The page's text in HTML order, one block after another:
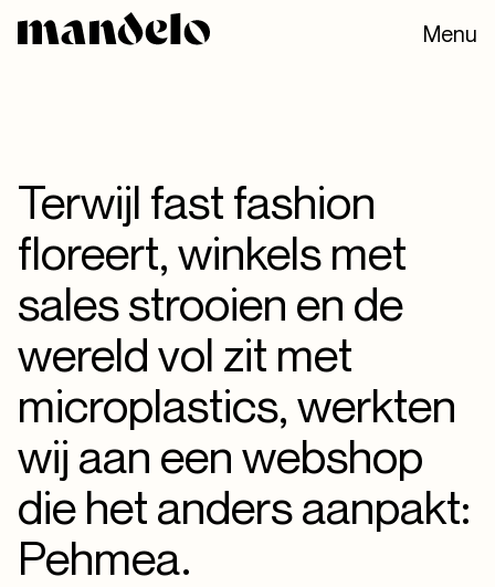
Menu
Terwijl fast fashion
floreert, winkels met
sales strooien en de
wereld vol zit met
microplastics, werkten
wij aan een webshop
die het anders aanpakt:
Pehmea.